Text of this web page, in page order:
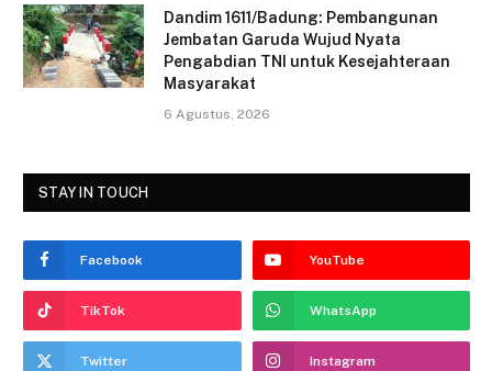
Dandim 1611/Badung: Pembangunan
Jembatan Garuda Wujud Nyata
Pengabdian TNI untuk Kesejahteraan
Masyarakat
6 Agustus, 2026
STAY IN TOUCH
Facebook YouTube
TikTok WhatsApp
Twitter Instagram